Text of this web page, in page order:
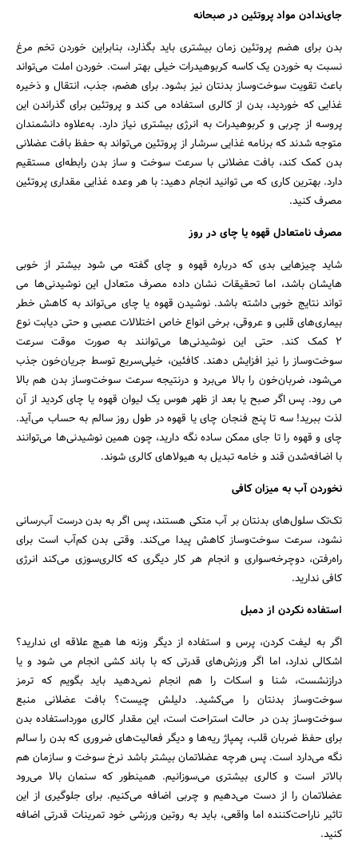
جستجو
جای‌ندادن مواد پروتئین درصبحانه
بدن برای هضم پروتئین زمان بیشتری باید بگذارد، بنابراین خوردن تخم مرغ
نسبت به خوردن یک کاسه کربوهیدرات خیلی بهتر است. خوردن املت می‌تواند
باعث تقویت سوخت‌وساز بدنتان نیز بشود. برای هضم، جذب، انتقال و ذخیره
غذایی که خوردید، بدن از کالری استفاده می کند و پروتئین برای گذراندن این
پروسه از چربی و کربوهیدرات به انرژی بیشتری نیاز دارد. به‌علاوه دانشمندان
متوجه شدند که برنامه غذایی سرشار از پروتئین می‌تواند به حفظ بافت عضلانی
بدن کمک کند، بافت عضلانی با سرعت سوخت و ساز بدن رابطه‌ای مستقیم
دارد. بهترین کاری که می توانید انجام دهید: با هر وعده غذایی مقداری پروتئین
مصرف کنید.
مصرف نامتعادل قهوه یا چای در روز
شاید چیزهایی بدی که درباره قهوه و چای گفته می شود بیشتر از خوبی
هایشان باشد، اما تحقیقات نشان داده مصرف متعادل این نوشیدنی‌ها می
تواند نتایج خوبی داشته باشد. نوشیدن قهوه یا چای می‌تواند به کاهش خطر
بیماری‌های قلبی و عروقی، برخی انوا‌ع خاص اختلالات عصبی و حتی دیابت نوع
2 کمک کند. حتی این نوشیدنی‌ها می‌توانند به صورت موقت سرعت
سوخت‌و‌ساز را نیز افزایش دهند. کافئین، خیلی‌سریع توسط جریان‌خون جذب
می‌شود، ضربان‌خون را بالا می‌برد و درنتیجه سرعت سوخت‌وساز بدن هم بالا
می رود. پس اگر صبح یا بعد از ظهر هوس یک لیوان قهوه یا چای کردید از آن
لذت ببرید! سه تا پنج فنجان چای یا قهوه در طول روز سالم به حساب می‌آید.
چای و قهوه را تا جای ممکن ساده نگه دارید، چون همین نوشیدنی‌ها می‌توانند
با اضافه‌شدن قند و خامه تبدیل به هیولاهای کالری شوند.
نخوردن آب به میزان کافی
تک‌تک سلول‌های بدنتان بر آب متکی هستند، پس اگر به بدن درست آب‌رسانی
نشود، سرعت سوخت‌و‌ساز کاهش پیدا می‌کند. وقتی بدن کم‌آب است برای
راه‌رفتن، دوچرخه‌سواری و انجام هر کار دیگری که کالری‌سوزی می‌کند انرژی
کافی ندارید.
استفاده نکردن از دمبل
اگر به لیفت کردن، پرس و استفاده از دیگر وزنه ها هیچ علاقه ای ندارید؟
اشکالی ندارد، اما اگر ورزش‌های قدرتی که با باند کشی انجام می شود و یا
درازنشست، شنا و اسکات را هم انجام نمی‌دهید باید بگویم که ترمز
سوخت‌و‌ساز بدنتان را می‌کشید. دلیلش چیست؟ بافت عضلانی منبع
سوخت‌و‌ساز بدن در حالت استراحت است، این مقدار کالری مورداستفاده بدن
برای حفظ ضربان قلب، پمپاژ ریه‌ها و دیگر فعالیت‌های ضروری که بدن را سالم
نگه می‌دارد است. پس هرچه عضلاتمان بیشتر باشد نرخ سوخت و سازمان هم
بالاتر است و کالری بیشتری می‌سوزانیم. همینطور که سنمان بالا می‌رود
عضلاتمان را از دست می‌دهیم و چربی اضافه می‌کنیم. برای جلوگیری از این
تاثیر ناراحت‌کننده اما واقعی، باید به روتین ورزشی خود تمرینات قدرتی اضافه
کنید.